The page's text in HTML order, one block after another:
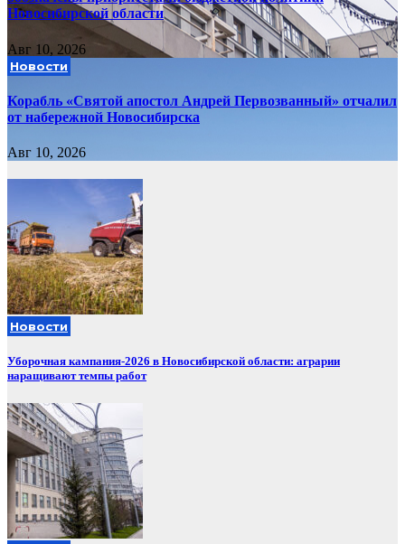
Новосибирской области
Авг 10, 2026
Новости
Корабль «Святой апостол Андрей Первозванный» отчалил
от набережной Новосибирска
Авг 10, 2026
Новости
Уборочная кампания‑2026 в Новосибирской области: аграрии
наращивают темпы работ